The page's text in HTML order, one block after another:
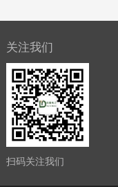
关注我们
扫码关注我们